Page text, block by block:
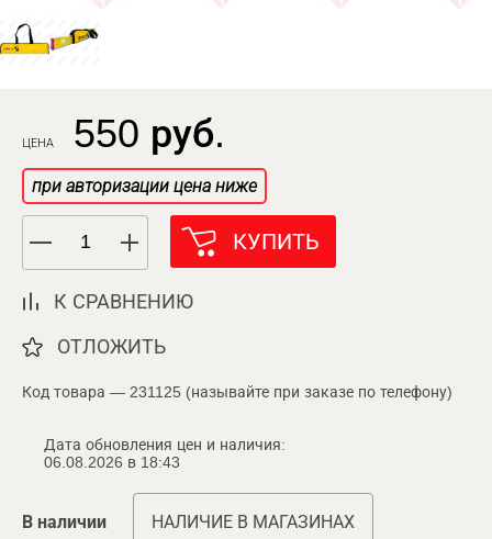
ЦЕНА 550 руб.
при авторизации цена ниже
КУПИТЬ
К СРАВНЕНИЮ
ОТЛОЖИТЬ
Код товара — 231125 (называйте при заказе по телефону)
Дата обновления цен и наличия:
06.08.2026 в 18:43
В наличии НАЛИЧИЕ В МАГАЗИНАХ